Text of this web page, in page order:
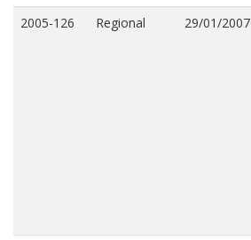
2005-126 Regional 29/01/2007